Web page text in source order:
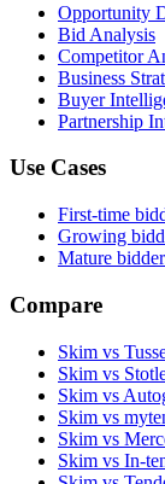
Opportunity
Bid Analysis
Competitor
Business
Buyer
Partnership
Use Cases
First-time
Growing
Mature
Compare
Skim vs
Skim vs
Skim vs
Skim vs
Skim vs
Skim vs In-